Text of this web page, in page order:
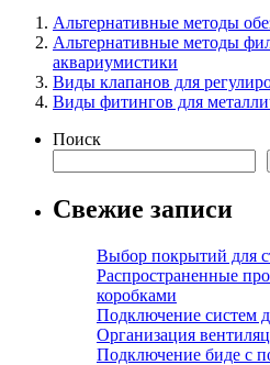
Альтернативные методы
Альтернативные методы
аквариумистики
Виды клапанов для
Виды фитингов для
Поиск
Свежие записи
Выбор покрытий для
Распространенные
коробками
Подключение систем
Организация
Подключение биде с